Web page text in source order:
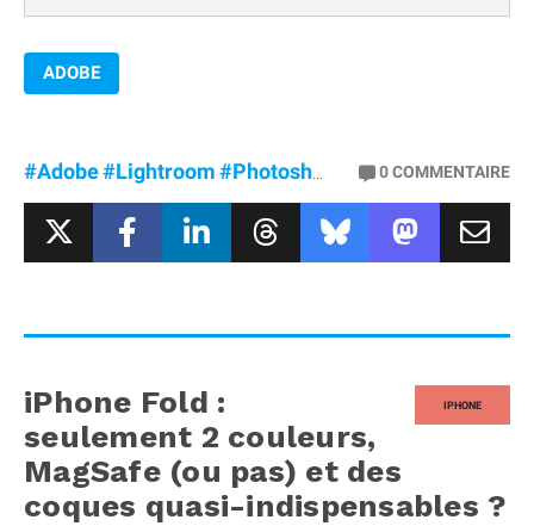
ADOBE
#Adobe#Lightroom#Photoshop #PremierePro
0COMMENTAIRE
IPHONE
iPhone Fold :
seulement 2 couleurs,
MagSafe (ou pas) et des
coques quasi-indispensables ?